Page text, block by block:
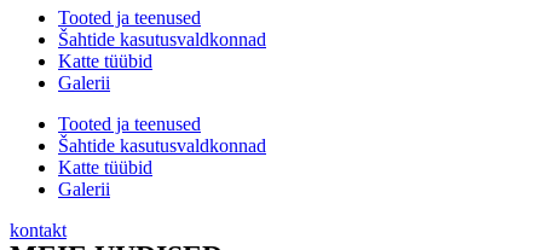
Tooted ja teenused
Šahtide kasutusvaldkonnad
Katte tüübid
Galerii
Tooted ja teenused
Šahtide kasutusvaldkonnad
Katte tüübid
Galerii
kontakt